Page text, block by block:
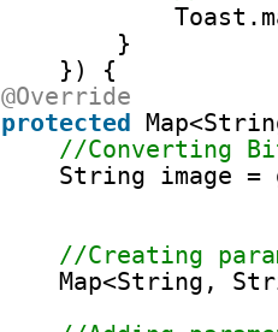
}
}) {
@Override
protected
//Converting
String image =
//Creating
Map<String,